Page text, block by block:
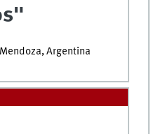
Argentina